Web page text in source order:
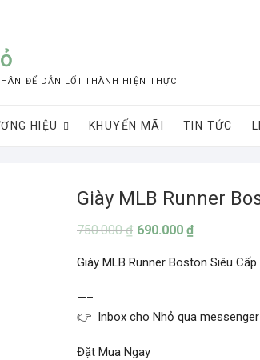
ĐỂ DẪN LỐI THÀNH HIỆN THỰC
HIỆU KHUYẾN MÃI TIN TỨC
Giày MLB Runner
750.000₫ 690.000 ₫
Giày MLB Runner Boston Siêu Cấp
—–
👉 Inbox cho Nhỏ qua
Đặt Mua Ngay